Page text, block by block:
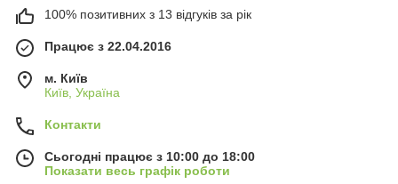
100% позитивних з 13 відгуків за рік
Працює з 22.04.2016
м. Київ
Київ, Україна
Контакти
Сьогодні працює з 10:00 до 18:00
Показати весь графік роботи